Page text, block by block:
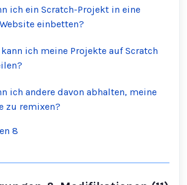
ich ein Scratch-Projekt in eine
einbetten?
ich meine Projekte auf Scratch
ich andere davon abhalten, meine
zu remixen?
8